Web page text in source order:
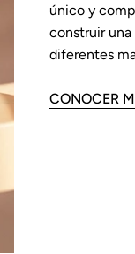
único y
construir
diferentes
CONOCER